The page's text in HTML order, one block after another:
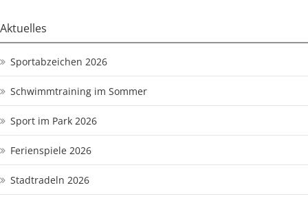
Aktuelles
Sportabzeichen 2026
Schwimmtraining im Sommer
Sport im Park 2026
Ferienspiele 2026
Stadtradeln 2026